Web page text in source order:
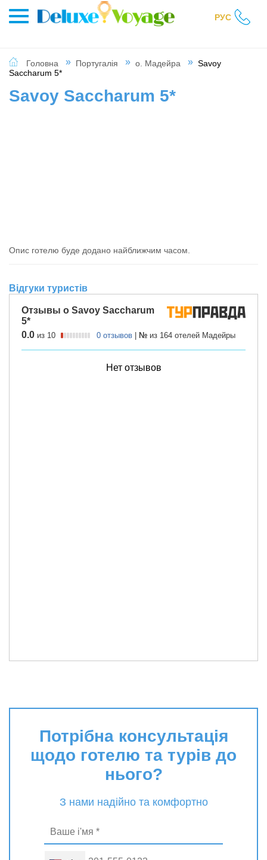
РУС
Головна Португалія о. Мадейра
Savoy
Saccharum 5*
Savoy Saccharum 5*
Опис готелю буде додано найближчим часом.
Відгуки туристів
Потрібна консультація
щодо готелю та турів до
нього?
З нами надійно та комфортно